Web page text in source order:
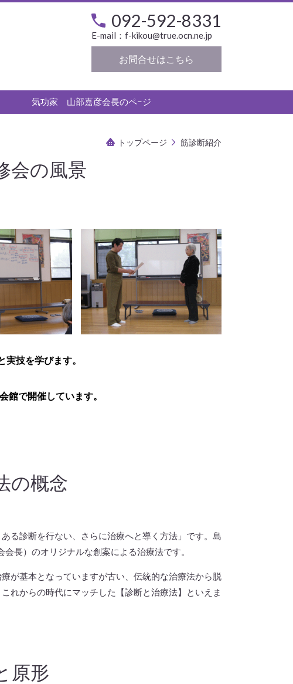
092-592-8331
E-mail： f-kikou@true.ocn.ne.jp
お問合せはこちら
気功家 山部嘉彦会長のペ−ジ
トップページ 筋診断紹介
会の風景
実技を学びます。
で開催しています。
の概念
診断を行ない、さらに治療へと導く方法」です。島
長）のオリジナルな創案による治療法です。
が基本となっていますが古い、伝統的な治療法から脱
れからの時代にマッチした【診断と治療法】といえま
原形